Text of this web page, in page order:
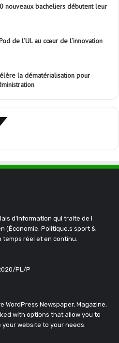
nouveaux bacheliers débutent leur
de l’UL au cœur de l’innovation
la dématérialisation pour
d'information qui traite de l
(Économie, Politique,s sport &
réel et en continu.
PL/P
WordPress Newspaper, Magazine,
with options that allow you to
website to your needs.